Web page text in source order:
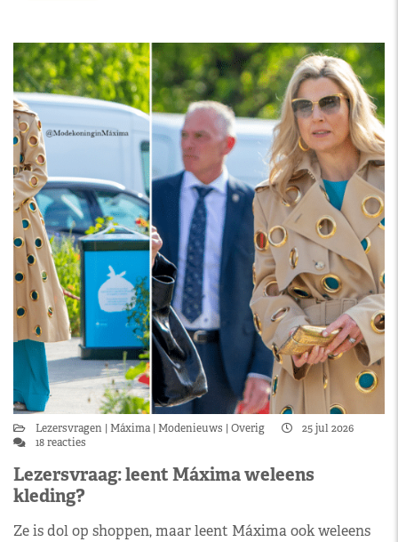
Lezersvragen Máxima Modenieuws Overig
25 jul 2026
18 reacties
Lezersvraag: leent Máxima weleens
kleding?
Ze is dol op shoppen, maar leent Máxima ook weleens